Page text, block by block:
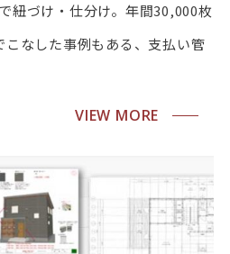
紐づけ・仕分け。年間30,000枚
なした事例もある、支払い管
VIEW MORE